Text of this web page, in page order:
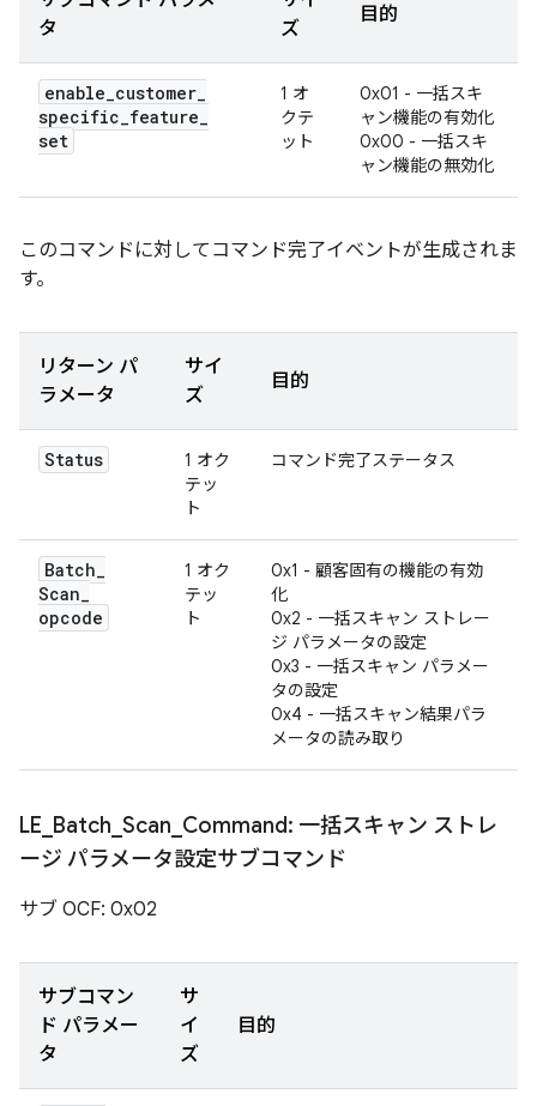
タ
ズ
目的
enable_customer_
specific_feature_
set
1 オ
クテ
ット
0x01 - 一括スキ
ャン機能の有効化
0x00 - 一括スキ
ャン機能の無効化
このコマンドに対してコマンド完了イベントが生成されま
す。
リターン パ
ラメータ
サイ
ズ
目的
Status
1 オク
テッ
ト
コマンド完了ステータス
Batch_
Scan_
opcode
1 オク
テッ
ト
0x1 - 顧客固有の機能の有効
化
0x2 - 一括スキャン ストレー
ジ パラメータの設定
0x3 - 一括スキャン パラメー
タの設定
0x4 - 一括スキャン結果パラ
メータの読み取り
LE Batch Scan Command: 一括スキャン ストレ
ージ パラメータ設定サブコマンド
サブ OCF: 0x02
サブコマン
ド パラメー
タ
サ
イ
ズ
目的